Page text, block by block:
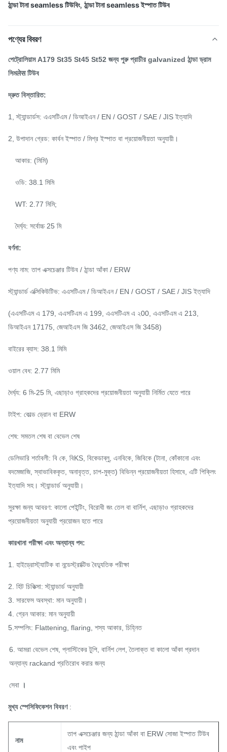
ঠান্ডা টানা seamless টিউবিং, ঠান্ডা টানা seamless ইস্পাত টিউব
পণ্যের বিবরণ
পেট্রোলিয়াম A179 St35 St45 St52 জন্য পুরু প্রাচীর galvanized ঠান্ডা ড্রাম
সিমलेस টিউব
দ্রুত বিস্তারিত:
1, স্ট্যান্ডার্ডস: এএসটিএম / ডিআইএন / EN / GOST / SAE / JIS ইত্যাদি
2, উপাদান গ্রেড: কার্বন ইস্পাত / মিশ্র ইস্পাত বা প্রয়োজনীয়তা অনুযায়ী।
আকার: (মিমি)
ওডি: 38.1 মিমি
WT: 2.77 মিমি;
দৈর্ঘ্য: সর্বোচ্চ 25 মি
বর্ণনা:
পণ্য নাম: তাপ এক্সচেঞ্জার টিউব / ঠান্ডা আঁকা / ERW
স্ট্যান্ডার্ড এক্সিকিউটিভ: এএসটিএম / ডিআইএন / EN / GOST / SAE / JIS ইত্যাদি
(এএসটিএম এ 179, এএসটিএম এ 199, এএসটিএম এ ২00, এএসটিএম এ 213,
ডিআইএন 17175, জেআইএস জি 3462, জেআইএস জি 3458)
বাইরের ব্যাস: 38.1 মিমি
ওয়াল বেধ: 2.77 মিমি
দৈর্ঘ্য: 6 মি-25 মি, এছাড়াও গ্রাহকদের প্রয়োজনীয়তা অনুযায়ী নির্মিত যেতে পারে
টাইপ: কোল্ড ড্রোন বা ERW
শেষ: সমতল শেষ বা বেভেল শেষ
ডেলিভারি শর্তাবলী: বি কে, বিKS, বিকেডাব্লু, এনবিকে, জিবিকে (টানা, কোঁকানো এবং
বদমেজাজি, স্বাভাবিককৃত, অনাবৃত্ত, চাপ-মুক্ত) বিভিন্ন প্রয়োজনীয়তা হিসাবে, এটি পিক্লিং
ইত্যাদি সহ। স্ট্যান্ডার্ড অনুযায়ী।
সুরক্ষা জন্য আবরণ: কালো পেইন্টিং, বিরোধী জং তেল বা বার্নিশ, এছাড়াও গ্রাহকদের
প্রয়োজনীয়তা অনুযায়ী প্রয়োজন হতে পারে
কারখানা পরীক্ষা এবং অন্যান্য পদ:
1. হাইড্রোস্ট্যাটিক বা নন্ডেস্ট্রাক্টিভ বৈদ্যুতিক পরীক্ষা
2. হিট চিকিত্সা: স্ট্যান্ডার্ড অনুযায়ী
3. সারফেস অবস্থা: মান অনুযায়ী।
4. গ্রেন আকার: মান অনুযায়ী
5.সম্পলিং: Flattening, flaring, শস্য আকার, চিহ্নিত
6. আমরা বেভেল শেষ, প্লাস্টিকের টুপি, বার্নিশ লেপ, তৈলাক্ত বা কালো আঁকা প্রদান
অন্যান্য rackand প্রতিরোধ করার জন্য
সেবা ।
মুখ্য স্পেসিফিকেশন বিবরণ:
নাম
তাপ এক্সচেঞ্জার জন্য ঠান্ডা আঁকা বা ERW সোজা ইস্পাত টিউব
এবং পাইপ